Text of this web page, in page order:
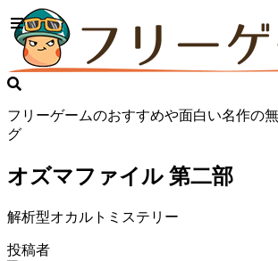
フリーゲームのおすすめや面白い名作の
グ
オズマファイル 第二部
解析型オカルトミステリー
投稿者